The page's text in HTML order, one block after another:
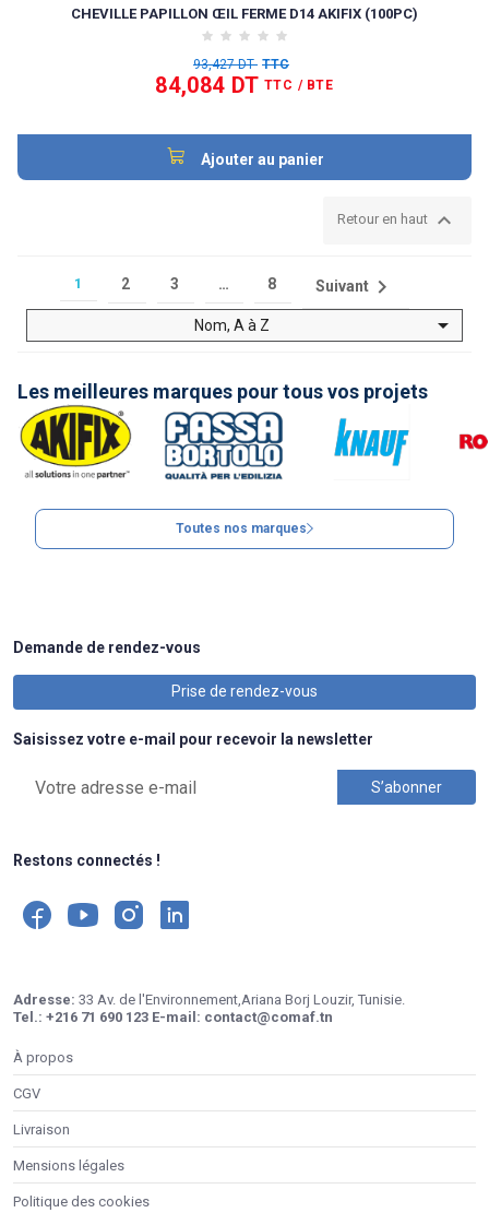
CHEVILLE PAPILLON ŒIL FERME D14 AKIFIX (100PC)
93,427 DT TTC
84,084 DT TTC / BTE
Ajouter au panier
Retour en haut 
1 2 3 … 8 Suivant 
Nom, A à Z 
Les meilleures marques pour tous vos projets
Toutes nos marques
Demande de rendez-vous
Prise de rendez-vous
Saisissez votre e-mail pour recevoir la newsletter
Restons connectés !
Adresse: 33 Av. de l'Environnement,Ariana Borj Louzir, Tunisie.
Tel.: +216 71 690 123 E-mail: contact@comaf.tn
À propos
CGV
Livraison
Mensions légales
Politique des cookies